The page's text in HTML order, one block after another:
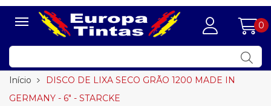
0
Início
DISCO DE LIXA SECO GRÃO 1200 MADE IN
GERMANY - 6" - STARCKE